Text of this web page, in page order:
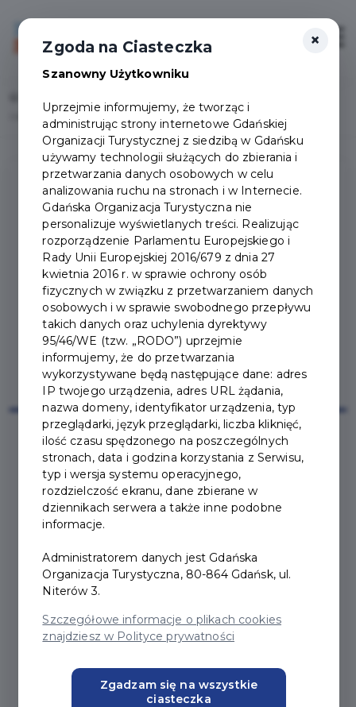
Login/Rejestracja
I like CHOPIN - Kameralne Koncerty przy Świecach
I LIKE CHOPIN -
PRZY ŚWIECACH
I like CHOPIN to jedyny w Polsce koncert
fortepianowy przy świecach, podczas
historyczne największego polskiego
kompozytora - Fryderyka
×
Zgoda na Ciasteczka
Szanowny Użytkowniku
Uprzejmie informujemy, że tworząc i
administrując strony internetowe Gdańskiej
Organizacji Turystycznej z siedzibą w Gdańsku
używamy technologii służących do zbierania i
przetwarzania danych osobowych w celu
analizowania ruchu na stronach i w Internecie.
Gdańska Organizacja Turystyczna nie
personalizuje wyświetlanych treści. Realizując
rozporządzenie Parlamentu Europejskiego i
Rady Unii Europejskiej 2016/679 z dnia 27
kwietnia 2016 r. w sprawie ochrony osób
fizycznych w związku z przetwarzaniem danych
osobowych i w sprawie swobodnego przepływu
takich danych oraz uchylenia dyrektywy
95/46/WE (tzw. „RODO”) uprzejmie
informujemy, że do przetwarzania
wykorzystywane będą następujące dane: adres
IP twojego urządzenia, adres URL żądania,
nazwa domeny, identyfikator urządzenia, typ
przeglądarki, język przeglądarki, liczba kliknięć,
ilość czasu spędzonego na poszczególnych
stronach, data i godzina korzystania z Serwisu,
typ i wersja systemu operacyjnego,
rozdzielczość ekranu, dane zbierane w
dziennikach serwera a także inne podobne
informacje.
Administratorem danych jest Gdańska
Organizacja Turystyczna, 80-864 Gdańsk, ul.
Niterów 3.
Szczegółowe informacje o plikach cookies
znajdziesz w Polityce prywatności
Zgadzam się na wszystkie
ciasteczka